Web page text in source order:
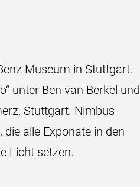
Museum in Stuttgart.
unter Ben van Berkel und
Stuttgart. Nimbus
alle Exponate in den
Licht setzen.